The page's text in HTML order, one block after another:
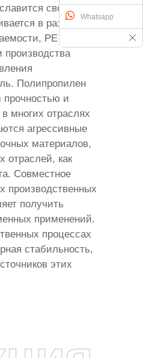
своей
в различных
PE широко
производства
Полипропилен
и
многих отраслях
агрессивные
материалов,
отраслей, как
Совместное
производственных
получить
применений.
процессах
стабильность,
этих
Whatsapp